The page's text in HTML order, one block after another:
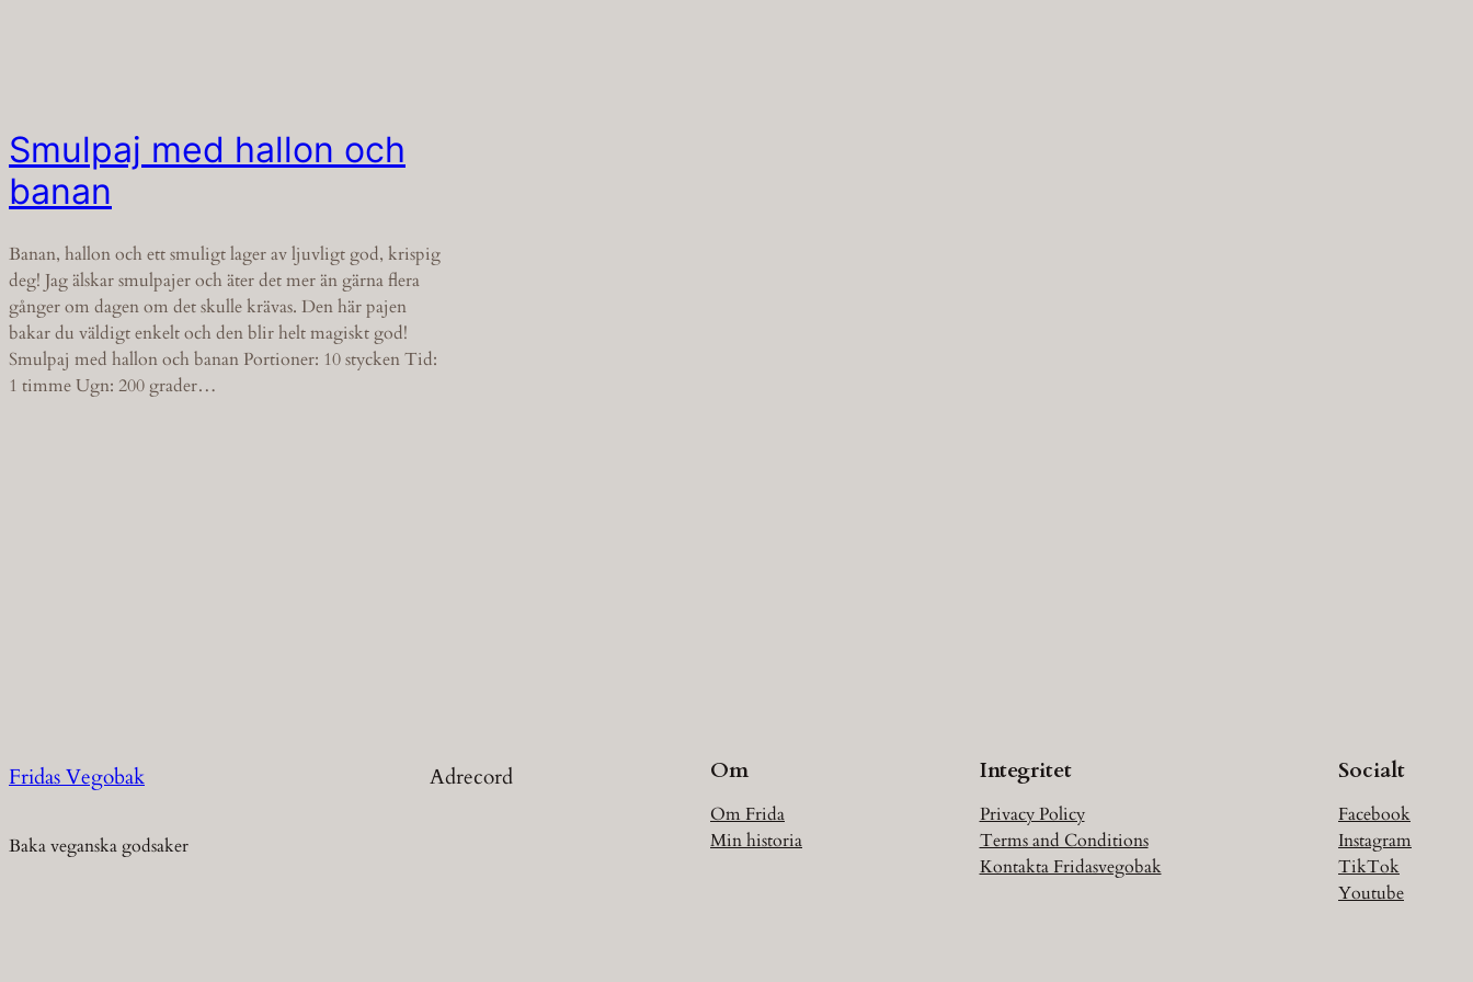
Smulpaj med hallon och
banan
Banan, hallon och ett smuligt lager av ljuvligt god, krispig
deg! Jag älskar smulpajer och äter det mer än gärna flera
gånger om dagen om det skulle krävas. Den här pajen
bakar du väldigt enkelt och den blir helt magiskt god!
Smulpaj med hallon och banan Portioner: 10 stycken Tid:
1 timme Ugn: 200 grader…
Fridas Vegobak
Baka veganska godsaker
Adrecord Om
Om Frida
Min historia
Integritet
Privacy Policy
Terms and Conditions
Kontakta Fridasvegobak
Socialt
Facebook
Instagram
TikTok
Youtube